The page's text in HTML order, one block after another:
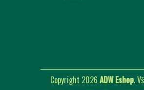
Copyright 2026 ADW Eshop.